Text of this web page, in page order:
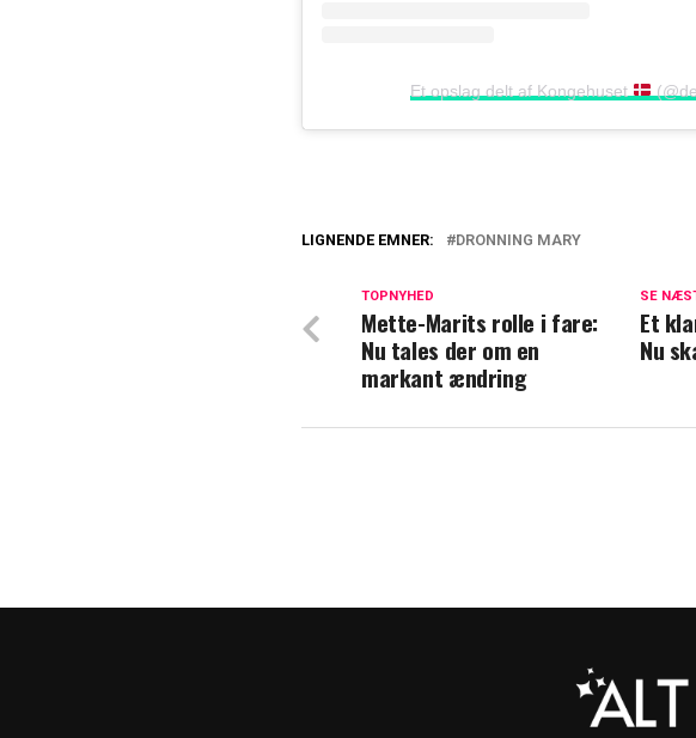
Et opslag delt af Kongehuset
forbandet
Dronning Mary til særlig åbning:
LIGNENDE EMNER: DRONNING MARY
SE
Et
Nu
TOPNYHED
Mette-Marits rolle i fare:
Nu tales der om en
markant ændring